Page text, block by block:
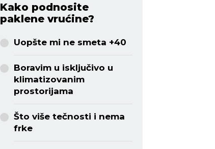
Kako podnosite
paklene vrućine?
Uopšte mi ne smeta +40
Boravim u isključivo u
klimatizovanim
prostorijama
Što više tečnosti i nema
frke